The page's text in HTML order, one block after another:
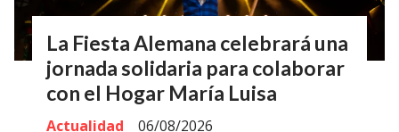
La Fiesta Alemana celebrará una
jornada solidaria para colaborar
con el Hogar María Luisa
Actualidad
06/08/2026